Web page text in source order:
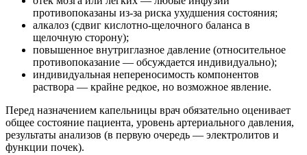
противопоказаны из-за риска ухудшения состояния;
алкалоз (сдвиг кислотно-щелочного баланса в
щелочную сторону);
повышенное внутриглазное давление (относительное
противопоказание — обсуждается индивидуально);
индивидуальная непереносимость компонентов
раствора — крайне редкое, но возможное явление.
Перед назначением капельницы врач обязательно оценивает
общее состояние пациента, уровень артериального давления,
результаты анализов (в первую очередь — электролитов и
функции почек).